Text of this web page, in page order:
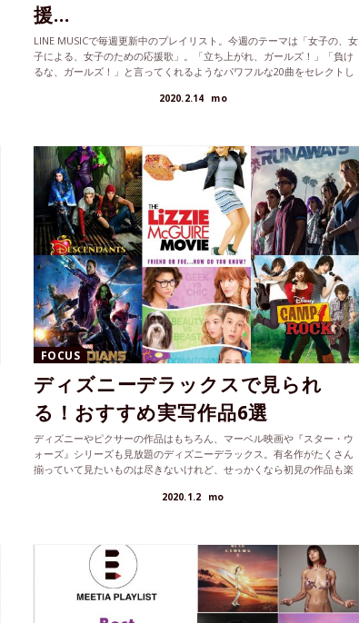
援...
LINE MUSICで毎週更新中のプレイリスト。今週のテーマは「女子の、女
子による、女子のための応援歌」。「立ち上がれ、ガールズ！」「負け
るな、ガールズ！」と言ってくれるようなパワフルな20曲をセレクトし
2020.2.14 mo
FOCUS
ディズニーデラックスで見られ
る！おすすめ実写作品6選
ディズニーやピクサーの作品はもちろん、マーベル映画や『スター・ウ
ォーズ』シリーズも見放題のディズニーデラックス。有名作がたくさん
揃っていて見たいものは尽きないけれど、せっかくなら初見の作品も楽
2020.1.2 mo